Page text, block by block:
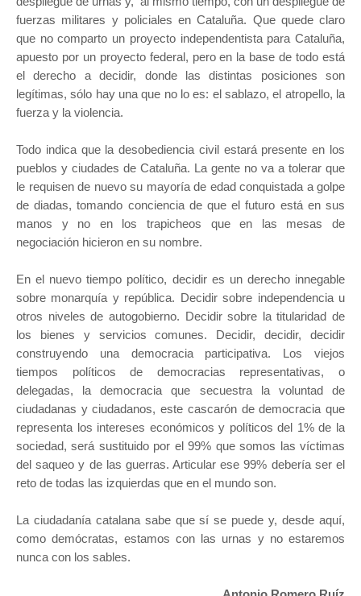
fuerzas militares y policiales en Cataluña. Que quede claro
que no comparto un proyecto independentista para Cataluña,
apuesto por un proyecto federal, pero en la base de todo está
el derecho a decidir, donde las distintas posiciones son
legítimas, sólo hay una que no lo es: el sablazo, el atropello, la
fuerza y la violencia.
Todo indica que la desobediencia civil estará presente en los
pueblos y ciudades de Cataluña. La gente no va a tolerar que
le requisen de nuevo su mayoría de edad conquistada a golpe
de diadas, tomando conciencia de que el futuro está en sus
manos y no en los trapicheos que en las mesas de
negociación hicieron en su nombre.
En el nuevo tiempo político, decidir es un derecho innegable
sobre monarquía y república. Decidir sobre independencia u
otros niveles de autogobierno. Decidir sobre la titularidad de
los bienes y servicios comunes. Decidir, decidir, decidir
construyendo una democracia participativa. Los viejos
tiempos políticos de democracias representativas, o
delegadas, la democracia que secuestra la voluntad de
ciudadanas y ciudadanos, este cascarón de democracia que
representa los intereses económicos y políticos del 1% de la
sociedad, será sustituido por el 99% que somos las víctimas
del saqueo y de las guerras. Articular ese 99% debería ser el
reto de todas las izquierdas que en el mundo son.
La ciudadanía catalana sabe que sí se puede y, desde aquí,
como demócratas, estamos con las urnas y no estaremos
nunca con los sables.